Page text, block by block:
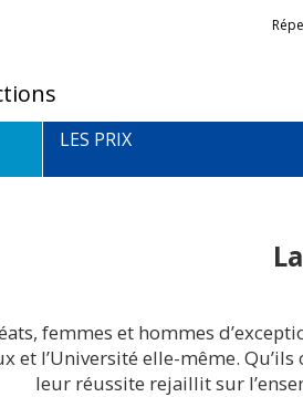
LES PRIX
femmes et hommes
et l’Université elle-même.
leur réussite rejaillit sur